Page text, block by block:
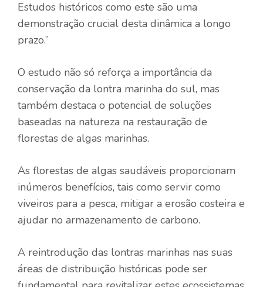
Estudos históricos como este são uma
demonstração crucial desta dinâmica a longo
prazo.”
O estudo não só reforça a importância da
conservação da lontra marinha do sul, mas
também destaca o potencial de soluções
baseadas na natureza na restauração de
florestas de algas marinhas.
As florestas de algas saudáveis ​​proporcionam
inúmeros benefícios, tais como servir como
viveiros para a pesca, mitigar a erosão costeira e
ajudar no armazenamento de carbono.
A reintrodução das lontras marinhas nas suas
áreas de distribuição históricas pode ser